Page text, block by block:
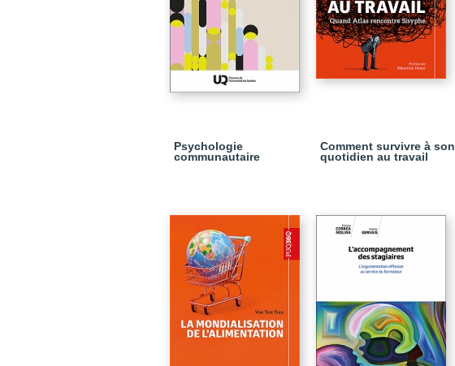
Psychologie
communautaire
Comment survivre à son
quotidien au travail